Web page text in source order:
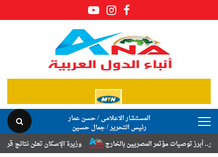
المستشار الاعلامى / حسن عمار
رئيس التحرير / جمال حسين
وزيرة الإسكان تعلن نتائج قرعة
مؤتمر المصريين بالخارج